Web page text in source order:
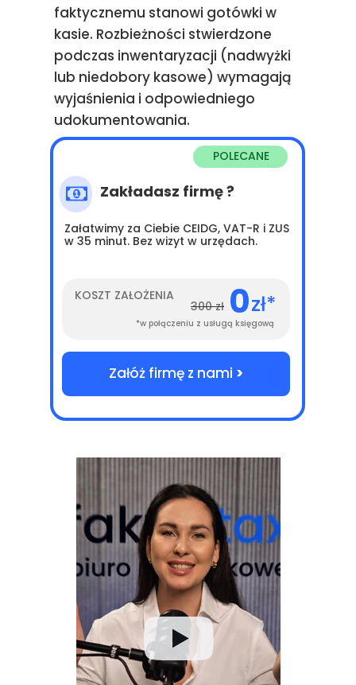
faktycznemu stanowi gotówki w
kasie. Rozbieżności stwierdzone
podczas inwentaryzacji (nadwyżki
lub niedobory kasowe) wymagają
wyjaśnienia i odpowiedniego
udokumentowania.
POLECANE
*w połączeniu z usługą księgową
zł*
0
300 zł
KOSZT ZAŁOŻENIA
Załóż firmę z nami >
Zakładasz firmę ?
Załatwimy za Ciebie CEIDG, VAT-R i ZUS
w 35 minut. Bez wizyt w urzędach.